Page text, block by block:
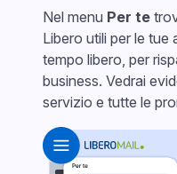
Nel menu Per te
Libero utili per le tue
tempo libero, per
business. Vedrai
servizio e tutte le